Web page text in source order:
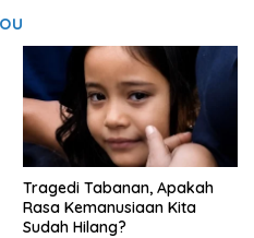
Tragedi Tabanan, Apakah
Rasa Kemanusiaan Kita
Sudah Hilang?